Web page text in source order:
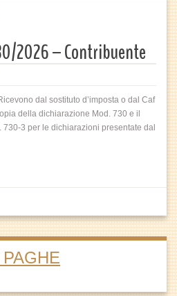
2026 – Contribuente
dal sostituto d’imposta o dal Caf
della dichiarazione Mod. 730 e il
3 per le dichiarazioni presentate dal